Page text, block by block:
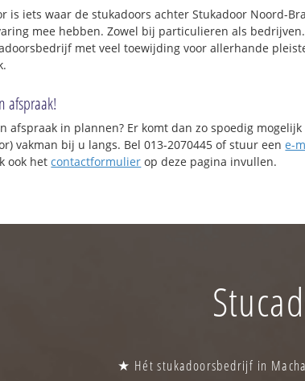
is iets waar de stukadoors achter Stukadoor Noord-
mee hebben. Zowel bij particulieren als
met veel toewijding voor allerhande
afspraak!
afspraak in plannen? Er komt dan zo spoedig mogelijk
vakman bij u langs. Bel 013-2070445 of stuur eene-
ook hetcontactformulier op deze pagina invullen.
★ Hét stukadoorsbedrijf in